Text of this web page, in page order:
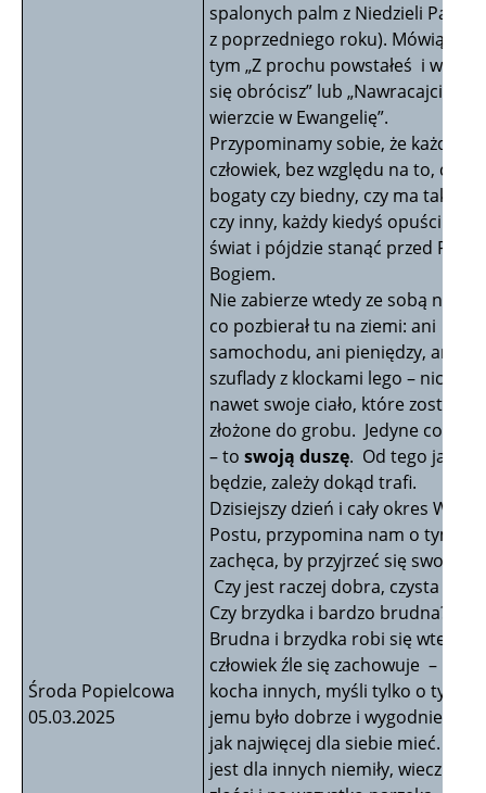
Środa Popielcowa
05.03.2025
spalonych palm z Niedzieli
z poprzedniego roku). Mówią przy
tym „Z prochu powstałeś i w
się obrócisz” lub „Nawracajcie się
wierzcie w Ewangelię”.
Przypominamy sobie, że każdy
człowiek, bez względu na to, czy
bogaty czy biedny, czy ma taki
czy inny, każdy kiedyś opuści ten
świat i pójdzie stanąć przed
Bogiem.
Nie zabierze wtedy ze sobą
co pozbierał tu na ziemi: ani
samochodu, ani pieniędzy, ani
szuflady z klockami lego – nic.
nawet swoje ciało, które zostanie
złożone do grobu. Jedyne co
– to swoją duszę. Od tego jaka
będzie, zależy dokąd trafi.
Dzisiejszy dzień i cały okres
Postu, przypomina nam o tym i
zachęca, by przyjrzeć się swojej
Czy jest raczej dobra, czysta i
Czy brzydka i bardzo brudna?
Brudna i brzydka robi się wtedy,
człowiek źle się zachowuje – nie
kocha innych, myśli tylko o tym,
jemu było dobrze i wygodnie i
jak najwięcej dla siebie mieć.
jest dla innych niemiły, wiecznie